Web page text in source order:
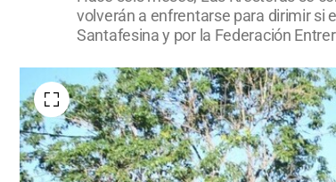
volverán a enfrentarse para dirimir si
Santafesina y por la Federación